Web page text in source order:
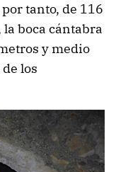
tanto, de 116
boca cántabra
y medio
los